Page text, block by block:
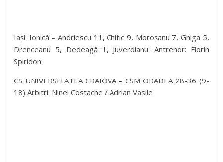
Iași: Ionică – Andriescu 11, Chitic 9, Moroșanu 7, Ghiga 5,
Drenceanu 5, Dedeagă 1, Juverdianu. Antrenor: Florin
Spiridon.
CS UNIVERSITATEA CRAIOVA – CSM ORADEA 28-36 (9-
18) Arbitri: Ninel Costache / Adrian Vasile